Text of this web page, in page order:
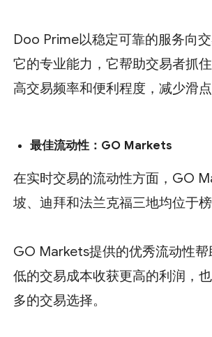
Doo Prime以稳定可靠的服务向
它的专业能力，它帮助交易者抓
高交易频率和便利程度，减少滑点
最佳流动性： GO Markets
在实时交易的流动性方面，GO
坡、迪拜和法兰克福三地均位于榜
GO Markets提供的优秀流动性帮
低的交易成本收获更高的利润，
多的交易选择。